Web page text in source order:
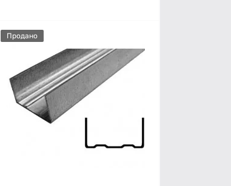
Продано